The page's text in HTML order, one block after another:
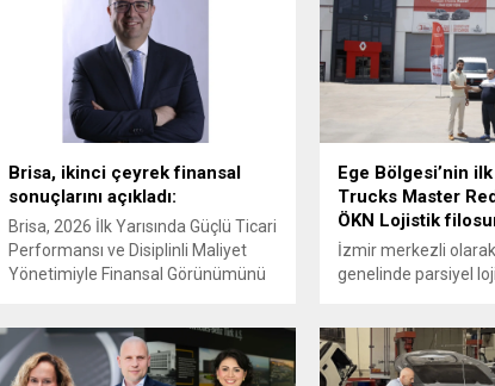
Brisa, ikinci çeyrek finansal
sonuçlarını açıkladı:
Brisa, 2026 İlk Yarısında Güçlü Ticari
Performansı ve Disiplinli Maliyet
Yönetimiyle Finansal Görünümünü
Ege Bölgesi’nin
Trucks Master Red
ÖKN Lojistik
İzmir merkezli
genelinde parsiyel
Master Red EDITION
filosuna kattı.